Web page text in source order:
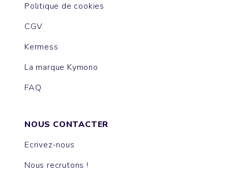
Politique de cookies
CGV
Kermess
La marque Kymono
FAQ
NOUS CONTACTER
Ecrivez-nous
Nous recrutons !